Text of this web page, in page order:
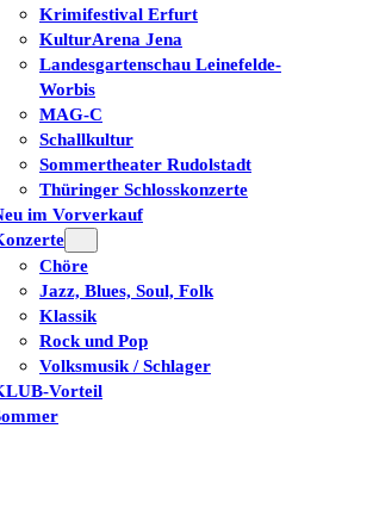
Krimifestival Erfurt
KulturArena Jena
Landesgartenschau Leinefelde-
Worbis
MAG-C
Schallkultur
Sommertheater Rudolstadt
Thüringer Schlosskonzerte
im Vorverkauf
Chöre
Jazz, Blues, Soul, Folk
Klassik
Rock und Pop
Volksmusik / Schlager
Vorteil